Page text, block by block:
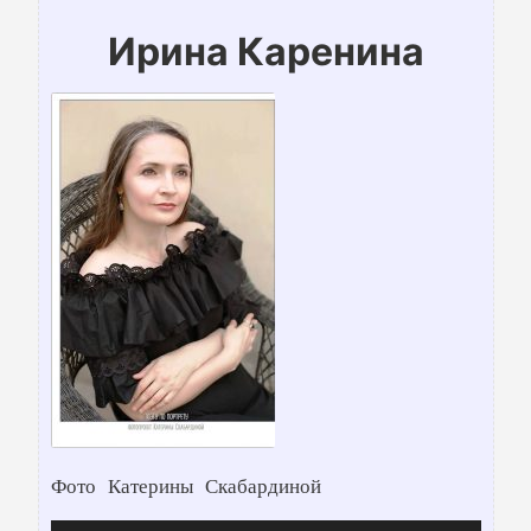
Ирина Каренина
Фото Катерины Скабардиной